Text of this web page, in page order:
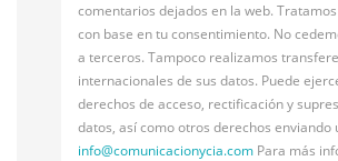
comentarios dejados en la web.
con base en tu consentimiento. No
a terceros. Tampoco realizamos
internacionales de sus datos. Puede
derechos de acceso, rectificación y
datos, así como otros derechos enviando
info@comunicacionycia.com Para más